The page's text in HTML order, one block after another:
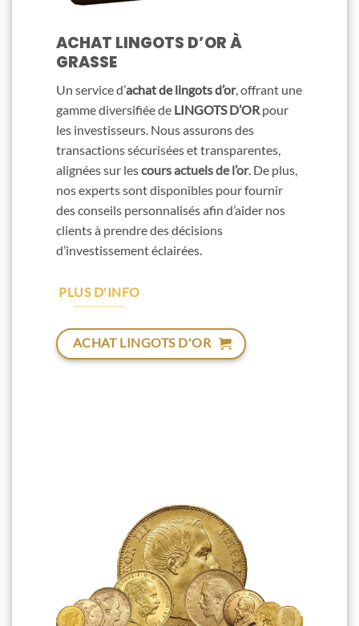
ACHAT LINGOTS D’OR À
GRASSE
Un service d’achat de lingots d’or, offrant une
gamme diversifiée de LINGOTS D’OR pour
les investisseurs. Nous assurons des
transactions sécurisées et transparentes,
alignées sur lescours actuels de l’or. De plus,
nos experts sont disponibles pour fournir
des conseils personnalisés afin d’aider nos
clients à prendre des décisions
d’investissement éclairées.
PLUS D'INFO
ACHAT LINGOTS D'OR